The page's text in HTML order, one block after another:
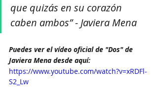
que quizás en su corazón
caben ambos” - Javiera Mena
Puedes ver el vídeo oficial de "Dos" de
Javiera Mena desde aquí:
https://www.youtube.com/watch?v=xRDFl-
S2_Lw